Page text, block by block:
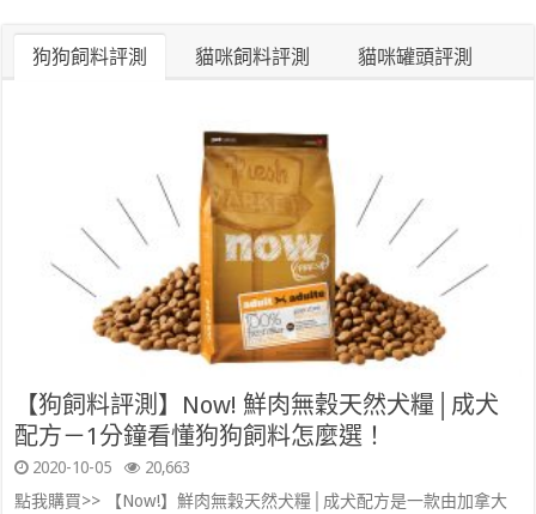
狗狗飼料評測 貓咪飼料評測 貓咪罐頭評測
【狗飼料評測】Now! 鮮肉無穀天然犬糧│成犬
配方－1分鐘看懂狗狗飼料怎麼選！
2020-10-05
20,663
點我購買>> 【Now!】鮮肉無穀天然犬糧│成犬配方是一款由加拿大